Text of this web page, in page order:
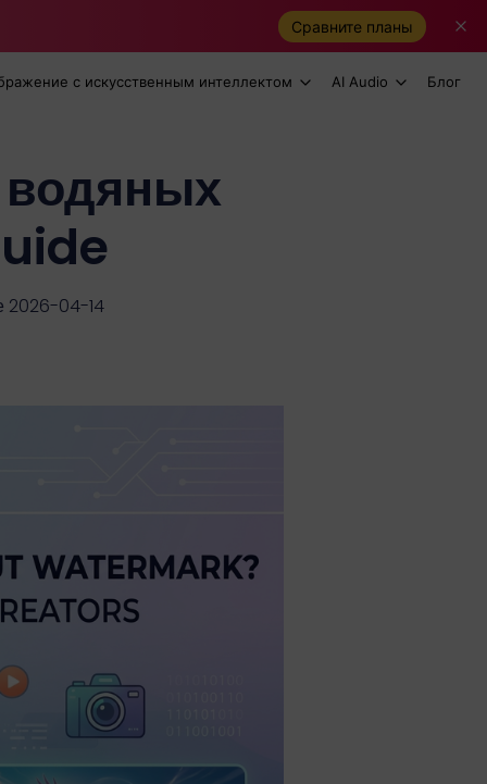
Сравните планы
с искусственным интеллектом AI Audio Блог
водяных
2026-04-14